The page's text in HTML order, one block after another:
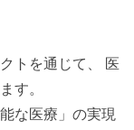
ワークなど、ナ
属人性を減らす
トを通じて、 医
す。
な医療」の実現